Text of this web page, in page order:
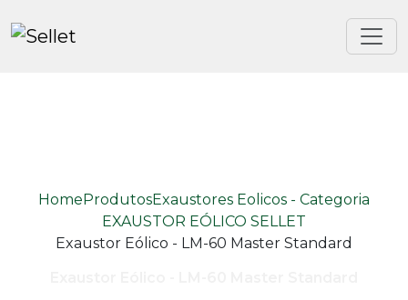
HomeProdutosExaustores Eolicos - Categoria
EXAUSTOR EÓLICO SELLET
Exaustor Eólico - LM-60 Master Standard